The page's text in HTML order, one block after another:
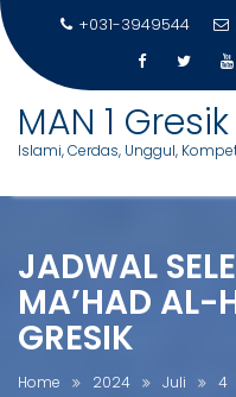
+031-3949544
MAN 1 Gresik
Islami, Cerdas, Unggul,
JADWAL
MA’HAD AL-
GRESIK
Home 2024 Juli
4